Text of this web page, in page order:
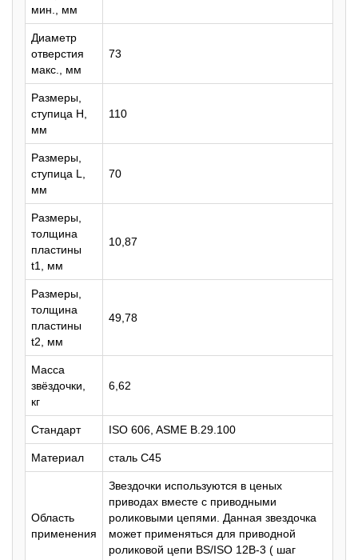
мин., мм
Диаметр
отверстия
макс., мм
73
Размеры,
ступица H,
мм
110
Размеры,
ступица L,
мм
70
Размеры,
толщина
пластины
t1, мм
10,87
Размеры,
толщина
пластины
t2, мм
49,78
Масса
звёздочки,
кг
6,62
Стандарт ISO 606, ASME B.29.100
Материал сталь C45
Область
применения
Звездочки используются в ценых
приводах вместе с приводными
роликовыми цепями. Данная звездочка
может применяться для приводной
роликовой цепи BS/ISO 12B-3 ( шаг